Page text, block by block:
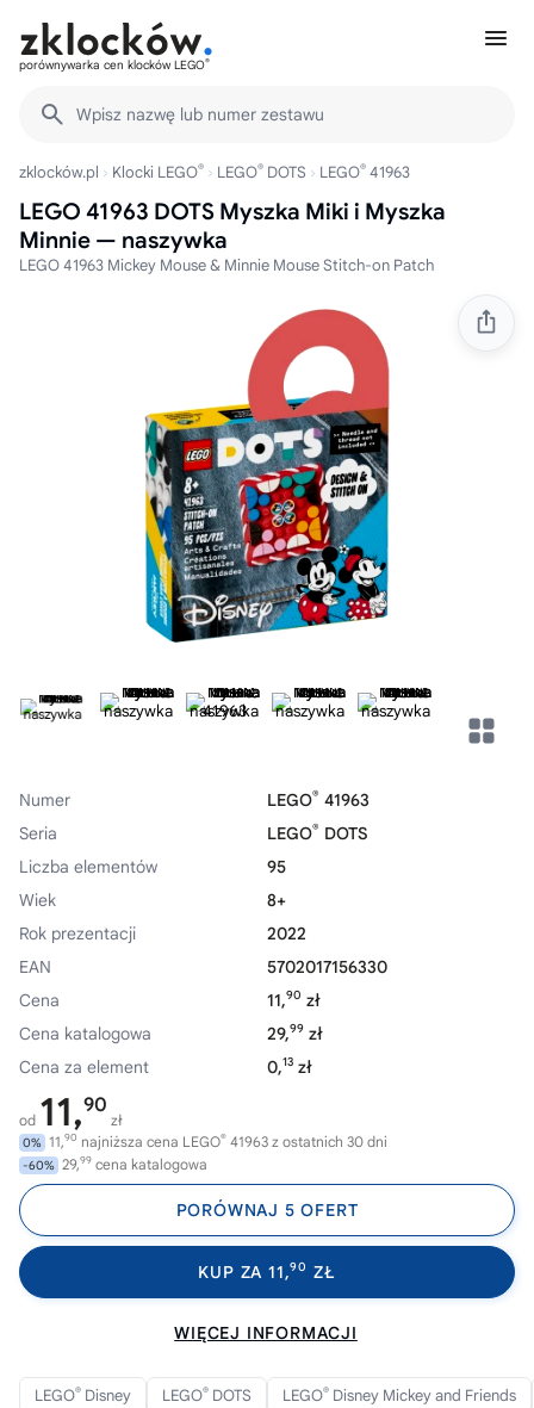
porównywarka cen klocków LEGO®
Wpisz nazwę lub numer zestawu
zklocków.pl Klocki LEGO® LEGO® DOTS LEGO® 41963
LEGO 41963 DOTS Myszka Miki i Myszka
Minnie — naszywka
LEGO 41963 Mickey Mouse & Minnie Mouse Stitch-on Patch
Numer LEGO® 41963
Seria
LEGO® DOTS
Liczba elementów
95
Wiek
8+
Rok prezentacji
2022
EAN
5702017156330
Cena
11,90 zł
Cena katalogowa
29,99 zł
Cena za element
0,13 zł
od 11,90
zł
0% 11,90 najniższa cena LEGO® 41963 z ostatnich 30 dni
-60% 29,99 cena katalogowa
PORÓWNAJ 5 OFERT
KUP ZA 11,90 ZŁ
WIĘCEJ INFORMACJI
LEGO® Disney LEGO® DOTS LEGO® Disney Mickey and Friends